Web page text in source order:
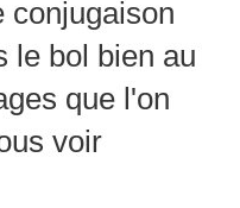
conjugaison
le bol bien au
que l'on
voir